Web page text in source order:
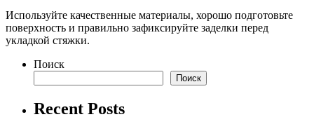
Используйте качественные материалы, хорошо подготовьте
поверхность и правильно зафиксируйте заделки перед
укладкой стяжки.
Поиск
Поиск
Recent Posts